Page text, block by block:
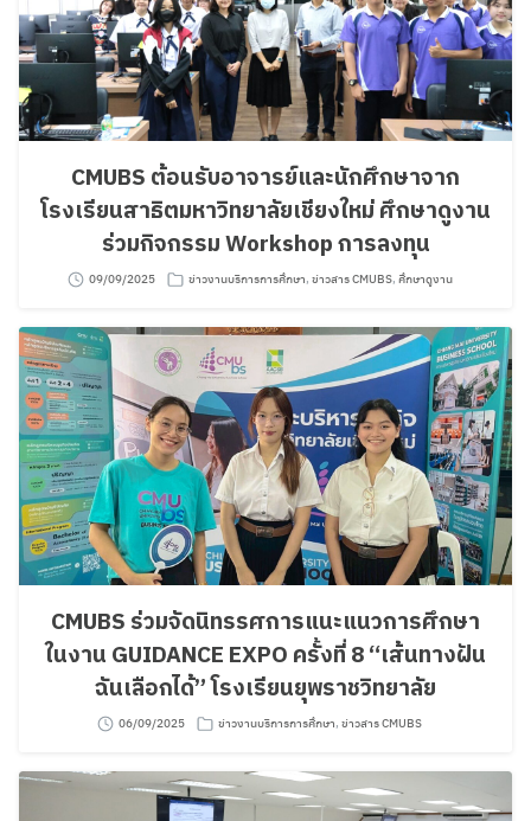
CMUBS ต้อนรับอาจารย์และนักศึกษาจาก
โรงเรียนสาธิตมหาวิทยาลัยเชียงใหม่ ศึกษาดูงาน
ร่วมกิจกรรม Workshop การลงทุน
09/09/2025 ข่าวงานบริการการศึกษา, ข่าวสาร CMUBS, ศึกษาดูงาน
CMUBS ร่วมจัดนิทรรศการแนะแนวการศึกษา
ในงาน GUIDANCE EXPO ครั้งที่ 8 “เส้นทางฝัน
ฉันเลือกได้” โรงเรียนยุพราชวิทยาลัย
06/09/2025 ข่าวงานบริการการศึกษา, ข่าวสาร CMUBS